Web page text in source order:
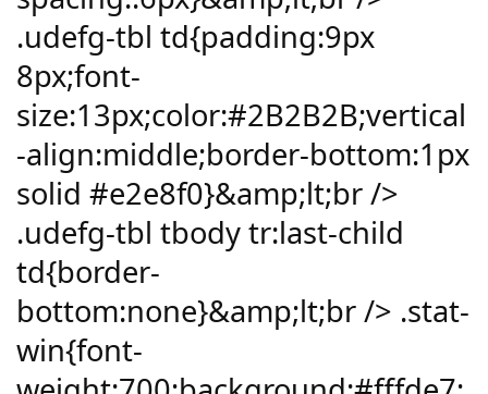
.udefg-tbl td{padding:9px
8px;font-
size:13px;color:#2B2B2B;vertical
-align:middle;border-bottom:1px
solid #e2e8f0}&amp;lt;br />
.udefg-tbl tbody tr:last-child
td{border-
bottom:none}&amp;lt;br /> .stat-
win{font-